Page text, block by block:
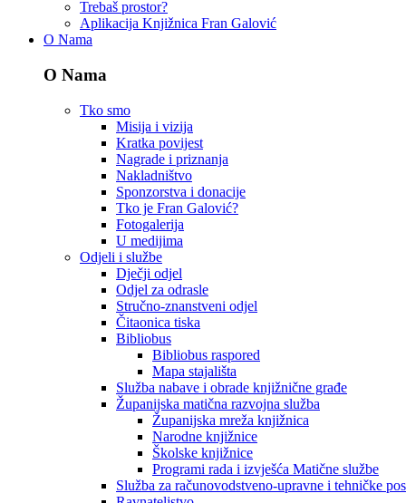
Trebaš prostor?
Aplikacija Knjižnica Fran Galović
O Nama
O Nama
Tko smo
Misija i vizija
Kratka povijest
Nagrade i priznanja
Nakladništvo
Sponzorstva i donacije
Tko je Fran Galović?
Fotogalerija
U medijima
Odjeli i službe
Dječji odjel
Odjel za odrasle
Stručno-znanstveni odjel
Čitaonica tiska
Bibliobus
Bibliobus raspored
Mapa stajališta
Služba nabave i obrade knjižnične građe
Županijska matična razvojna služba
Županijska mreža knjižnica
Narodne knjižnice
Školske knjižnice
Programi rada i izvješća Matične službe
Služba za računovodstveno-upravne i tehničke